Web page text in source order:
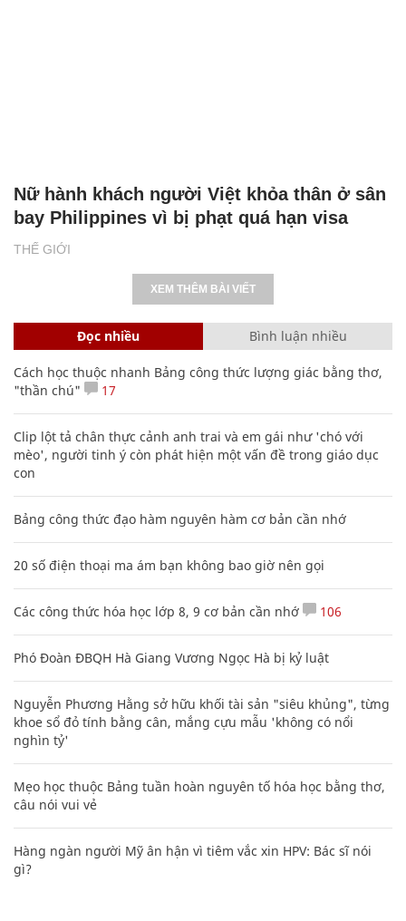
THẾ GIỚI
Nữ hành khách người Việt khỏa thân ở sân
bay Philippines vì bị phạt quá hạn visa
XEM THÊM BÀI VIẾT
Đọc nhiều Bình luận nhiều
Cách học thuộc nhanh Bảng công thức lượng giác bằng thơ,
"thần chú"
17
Clip lột tả chân thực cảnh anh trai và em gái như 'chó với
mèo', người tinh ý còn phát hiện một vấn đề trong giáo dục
con
Bảng công thức đạo hàm nguyên hàm cơ bản cần nhớ
20 số điện thoại ma ám bạn không bao giờ nên gọi
Các công thức hóa học lớp 8, 9 cơ bản cần nhớ 106
Phó Đoàn ĐBQH Hà Giang Vương Ngọc Hà bị kỷ luật
Nguyễn Phương Hằng sở hữu khối tài sản "siêu khủng", từng
khoe sổ đỏ tính bằng cân, mắng cựu mẫu 'không có nổi
nghìn tỷ'
Mẹo học thuộc Bảng tuần hoàn nguyên tố hóa học bằng thơ,
câu nói vui vẻ
Hàng ngàn người Mỹ ân hận vì tiêm vắc xin HPV: Bác sĩ nói
gì?